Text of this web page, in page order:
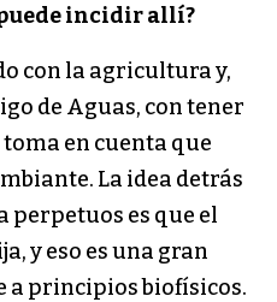
incidir allí?
con la agricultura y,
de Aguas, con tener
en cuenta que
La idea detrás
perpetuos es que el
y eso es una gran
a principios biofísicos.